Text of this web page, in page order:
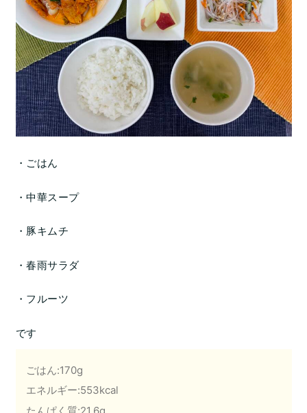
・ごはん
・中華スープ
・豚キムチ
・春雨サラダ
・フルーツ
です
ごはん:170g
エネルギー:553kcal